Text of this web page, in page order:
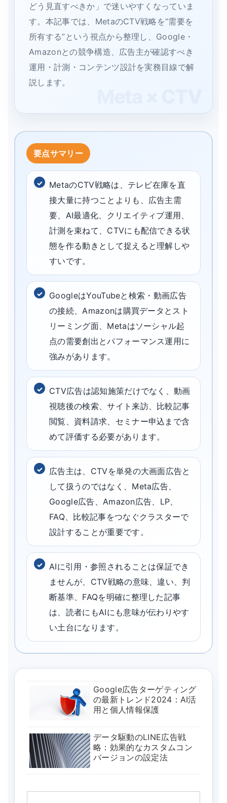
どう見直すべきか」で迷いやすくなっていま
す。本記事では、MetaのCTV戦略を“需要を
所有する”という視点から整理し、Google・
Amazonとの競争構造、広告主が確認すべき
運用・計測・コンテンツ設計を実務目線で解
説します。
MetaのCTV戦略は、テレビ在庫を直
接大量に持つことよりも、広告主需
要、AI最適化、クリエイティブ運用、
計測を束ねて、CTVにも配信できる状
態を作る動きとして捉えると理解しや
すいです。
GoogleはYouTubeと検索・動画広告
の接続、Amazonは購買データとスト
リーミング面、Metaはソーシャル起
点の需要創出とパフォーマンス運用に
強みがあります。
CTV広告は認知施策だけでなく、動画
視聴後の検索、サイト来訪、比較記事
閲覧、資料請求、セミナー申込まで含
めて評価する必要があります。
広告主は、CTVを単発の大画面広告と
して扱うのではなく、Meta広告、
Google広告、Amazon広告、LP、
FAQ、比較記事をつなぐクラスターで
設計することが重要です。
AIに引用・参照されることは保証でき
ませんが、CTV戦略の意味、違い、判
断基準、FAQを明確に整理した記事
は、読者にもAIにも意味が伝わりやす
い土台になります。
Google広告ターゲティング
の最新トレンド2024：AI活
用と個人情報保護
データ駆動のLINE広告戦
略：効果的なカスタムコン
バージョンの設定法